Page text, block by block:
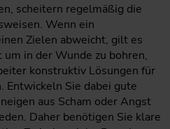
scheitern regelmäßig die
Wenn ein
Zielen abweicht, gilt es
in der Wunde zu bohren,
konstruktiv Lösungen für
Entwickeln Sie dabei gute
aus Scham oder Angst
Daher benötigen Sie klare